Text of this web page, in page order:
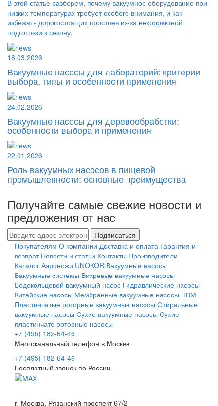
В этой статье разберем, почему вакуумное оборудование при
низких температурах требует особого внимания, и как
избежать дорогостоящих простоев из-за некорректной
подготовки к сезону.
18.03.2026
Вакуумные насосы для лабораторий: критерии
выбора, типы и особенности применения
24.02.2026
Вакуумные насосы для деревообработки:
особенности выбора и применения
22.01.2026
Роль вакуумных насосов в пищевой
промышленности: основные преимущества
Получайте самые свежие новости и
предложения от нас
Подписаться
Покупателям О компании Доставка и оплата Гарантия и
возврат Новости и статьи Контакты Производители
Каталог Аэроножи UNOKOR Вакуумные насосы
Вакуумные системы Вихревые вакуумные насосы
Водокольцевой вакуумный насос Гидравлические насосы
Китайские насосы Мембранные вакуумные насосы НВМ
Пластинчатые роторные вакуумные насосы Спиральные
вакуумные насосы Сухие вакуумные насосы Сухие
пластинчато роторные насосы
+7 (495) 182-64-46
Многоканальный телефон в Москве
+7 (495) 182-64-46
Бесплатный звонок по России
г. Москва, Рязанский проспект 67/2